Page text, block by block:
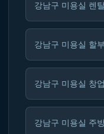
강남구 미용실 렌
강남구 미용실 할
강남구 미용실 창
강남구 미용실 주